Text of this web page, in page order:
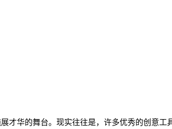
华的舞台。现实往往是，许多优秀的创意工